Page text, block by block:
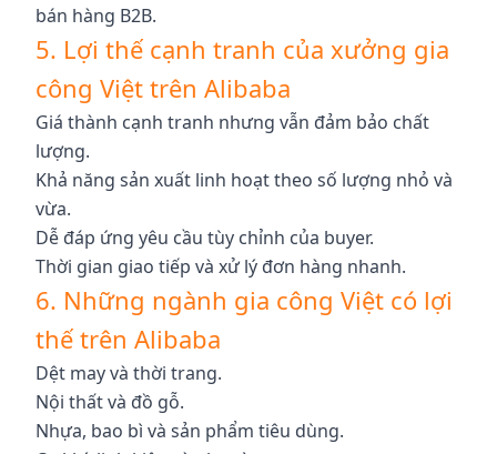
bán hàng B2B.
5. Lợi thế cạnh tranh của xưởng gia
công Việt trên Alibaba
Giá thành cạnh tranh nhưng vẫn đảm bảo chất
lượng.
Khả năng sản xuất linh hoạt theo số lượng nhỏ và
vừa.
Dễ đáp ứng yêu cầu tùy chỉnh của buyer.
Thời gian giao tiếp và xử lý đơn hàng nhanh.
6. Những ngành gia công Việt có lợi
thế trên Alibaba
Dệt may và thời trang.
Nội thất và đồ gỗ.
Nhựa, bao bì và sản phẩm tiêu dùng.